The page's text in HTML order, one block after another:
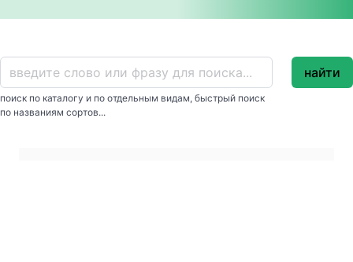
поиск по каталогу и по отдельным видам, быстрый поиск
по названиям сортов...
найти